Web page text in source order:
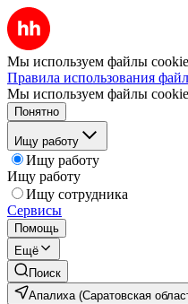
Мы используем файлы
Правила использования
Мы используем файлы
Понятно
Ищу работу
Ищу работу
Ищу работу
Ищу сотрудника
Сервисы
Помощь
Ещё
Поиск
Апалиха (Саратовская